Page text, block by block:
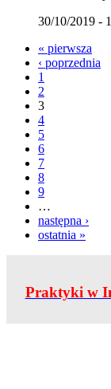
30/10/2019 -
« pierwsza
‹ poprzednia
1
2
3
4
5
6
7
8
9
…
następna ›
ostatnia »
Praktyki w